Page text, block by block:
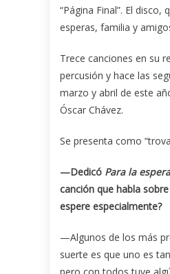
“Página Final”. El
esperas, familia y
Trece canciones en su
percusión y hace las
marzo y abril de este
Óscar Chávez.
Se presenta como
—Dedicó Para la espera
canción que habla
espere especialmente?
—Algunos de los más
suerte es que uno es